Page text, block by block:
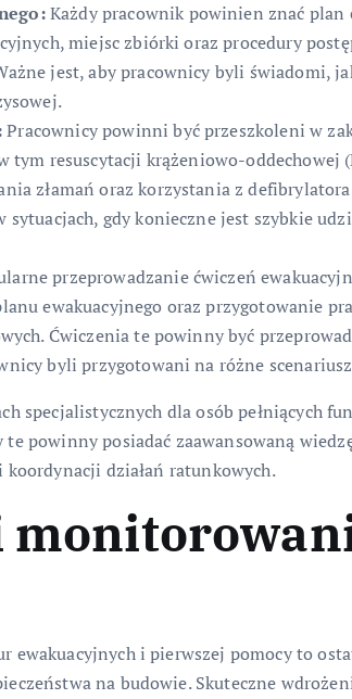
Każdy pracownik powinien znać plan
miejsc zbiórki oraz procedury
jest, aby pracownicy byli świadomi,
Pracownicy powinni być przeszkoleni w
tym resuscytacji krążeniowo-oddechowej
złamań oraz korzystania z
sytuacjach, gdy konieczne jest szybkie
przeprowadzanie ćwiczeń
ewakuacyjnego oraz przygotowanie
Ćwiczenia te powinny być
byli przygotowani na różne
specjalistycznych dla osób pełniących
powinny posiadać zaawansowaną
działań ratunkowych.
ewakuacyjnych i pierwszej pomocy to
na budowie. Skuteczne